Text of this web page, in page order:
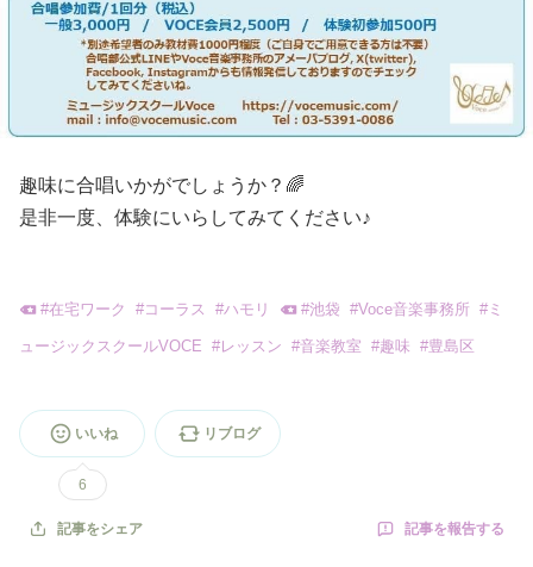
趣味に合唱いかがでしょうか？🌈
是非一度、体験にいらしてみてください♪
#在宅ワーク #コーラス #ハモリ #池袋 #Voce音楽事務所 # ミ
ュージックスクールVOCE #レッスン #音楽教室 #趣味 #豊島区
いいね
6
リブログ
記事をシェア 記事を報告する